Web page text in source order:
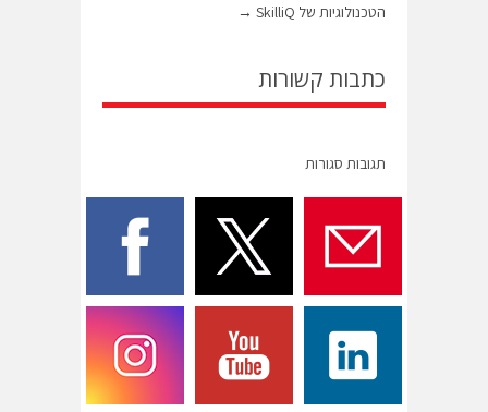
הטכנולוגיות של SkilliQ
→
כתבות קשורות
תגובות סגורות